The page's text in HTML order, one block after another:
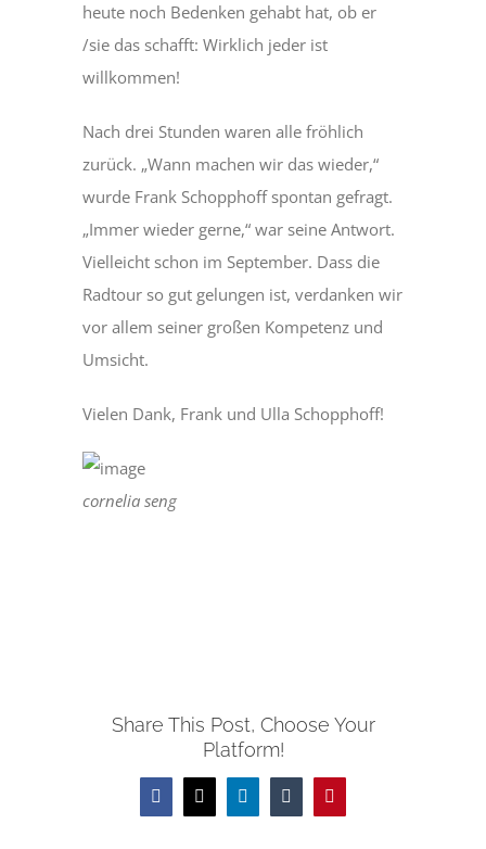
heute noch Bedenken gehabt hat, ob er
/sie das schafft: Wirklich jeder ist
willkommen!
Nach drei Stunden waren alle fröhlich
zurück. „Wann machen wir das wieder,“
wurde Frank Schopphoff spontan gefragt.
„Immer wieder gerne,“ war seine Antwort.
Vielleicht schon im September. Dass die
Radtour so gut gelungen ist, verdanken wir
vor allem seiner großen Kompetenz und
Umsicht.
Vielen Dank, Frank und Ulla Schopphoff!
cornelia seng
Share This Post, Choose Your
Platform!
Facebook
X LinkedInTumblrPinterest